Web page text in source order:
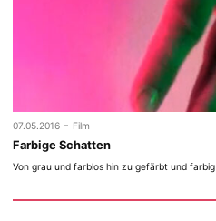
07.05.2016 - Film
Farbige Schatten
Von grau und farblos hin zu gefärbt und farbig